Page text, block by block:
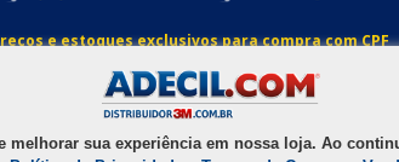
melhorar sua experiência em nossa loja. Ao
e estoques exclusivos para compra com CPF